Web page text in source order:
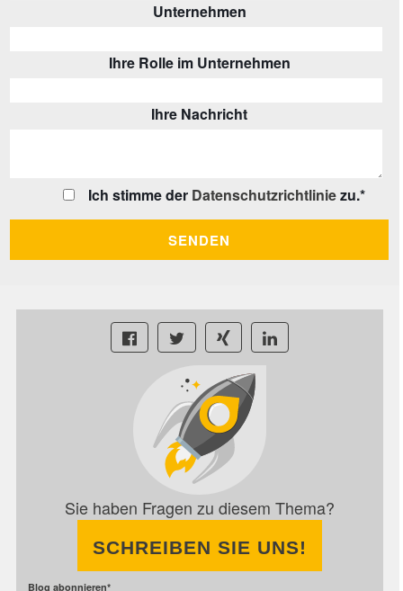
Unternehmen
Ihre Rolle im Unternehmen
Ihre Nachricht
Ich stimme der Datenschutzrichtliniezu.*
Sie haben Fragen zu diesem Thema?
SCHREIBEN SIE UNS!
Blog abonnieren*